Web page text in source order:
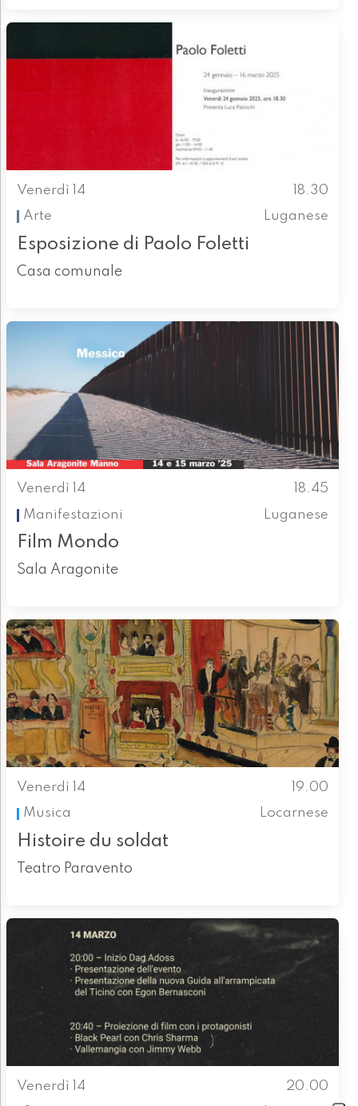
Venerdì 14
18.30
Arte
Luganese
Esposizione di Paolo Foletti
Casa comunale
Venerdì 14
18.45
Manifestazioni
Luganese
Film Mondo
Sala Aragonite
Venerdì 14
19.00
Musica
Locarnese
Histoire du soldat
Teatro Paravento
Venerdì 14
20.00